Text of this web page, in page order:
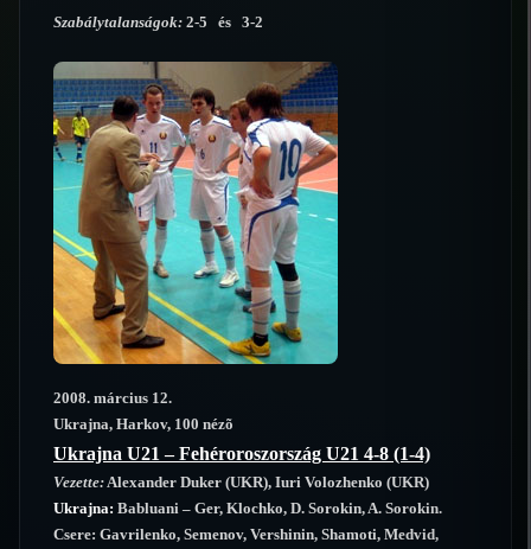
Szabálytalanságok: 2-5 és 3-2
2008. március 12.
Ukrajna, Harkov, 100 nézõ
Ukrajna U21 – Fehéroroszország U21 4-8 (1-4)
Vezette: Alexander Duker (UKR), Iuri Volozhenko (UKR)
Ukrajna: Babluani – Ger, Klochko, D. Sorokin, A. Sorokin.
Csere: Gavrilenko, Semenov, Vershinin, Shamoti, Medvid,